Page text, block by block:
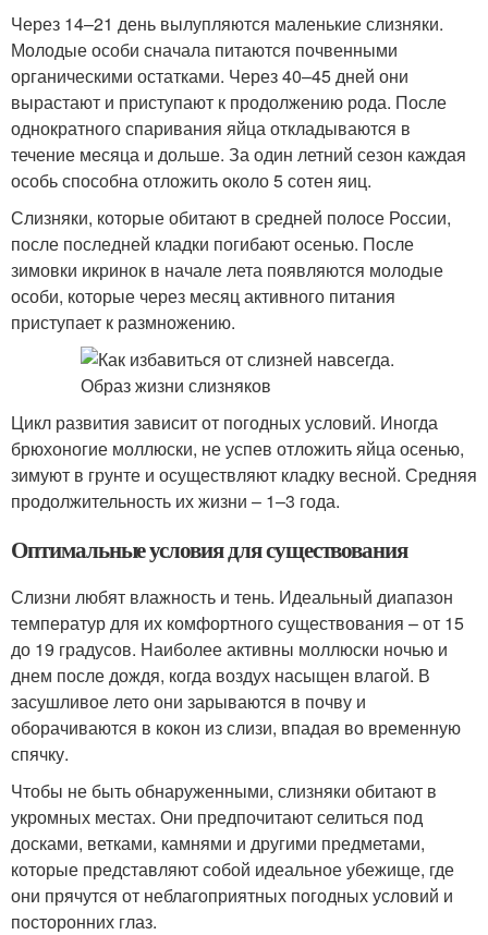
Через 14–21 день вылупляются маленькие слизняки.
Молодые особи сначала питаются почвенными
органическими остатками. Через 40–45 дней они
вырастают и приступают к продолжению рода. После
однократного спаривания яйца откладываются в
течение месяца и дольше. За один летний сезон каждая
особь способна отложить около 5 сотен яиц.
Слизняки, которые обитают в средней полосе России,
после последней кладки погибают осенью. После
зимовки икринок в начале лета появляются молодые
особи, которые через месяц активного питания
приступает к размножению.
Цикл развития зависит от погодных условий. Иногда
брюхоногие моллюски, не успев отложить яйца осенью,
зимуют в грунте и осуществляют кладку весной. Средняя
продолжительность их жизни – 1–3 года.
Оптимальные условия для существования
Слизни любят влажность и тень. Идеальный диапазон
температур для их комфортного существования – от 15
до 19 градусов. Наиболее активны моллюски ночью и
днем после дождя, когда воздух насыщен влагой. В
засушливое лето они зарываются в почву и
оборачиваются в кокон из слизи, впадая во временную
спячку.
Чтобы не быть обнаруженными, слизняки обитают в
укромных местах. Они предпочитают селиться под
досками, ветками, камнями и другими предметами,
которые представляют собой идеальное убежище, где
они прячутся от неблагоприятных погодных условий и
посторонних глаз.